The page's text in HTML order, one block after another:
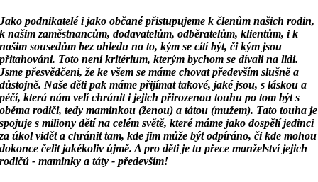
Jako podnikatelé i jako občané přistupujeme k členům našich rodin,
k našim zaměstnancům,dodavatelům, odběratelům, klientům, i k
našim sousedům bez ohledu na to, kým se cítí být, čikým jsou
přitahováni. Toto není kritérium, kterým bychom se dívali na lidi.
Jsme přesvědčeni, žeke všem se máme chovat především slušně a
důstojně. Naše děti pak máme přijímat takové,jaké jsou, s láskou a
péčí, která nám velí chránit i jejich přirozenou touhu po tom být s
oběmarodiči, tedy maminkou (ženou) a tátou (mužem). Tato touha je
spojuje s miliony dětí na celémsvětě, které máme jako dospělí jedinci
za úkol vidět a chránit tam, kde jim může být odpíráno,či kde mohou
dokonce čelit jakékoliv újmě. A pro děti je tu přece manželství jejich
rodičů - maminky a táty - především!